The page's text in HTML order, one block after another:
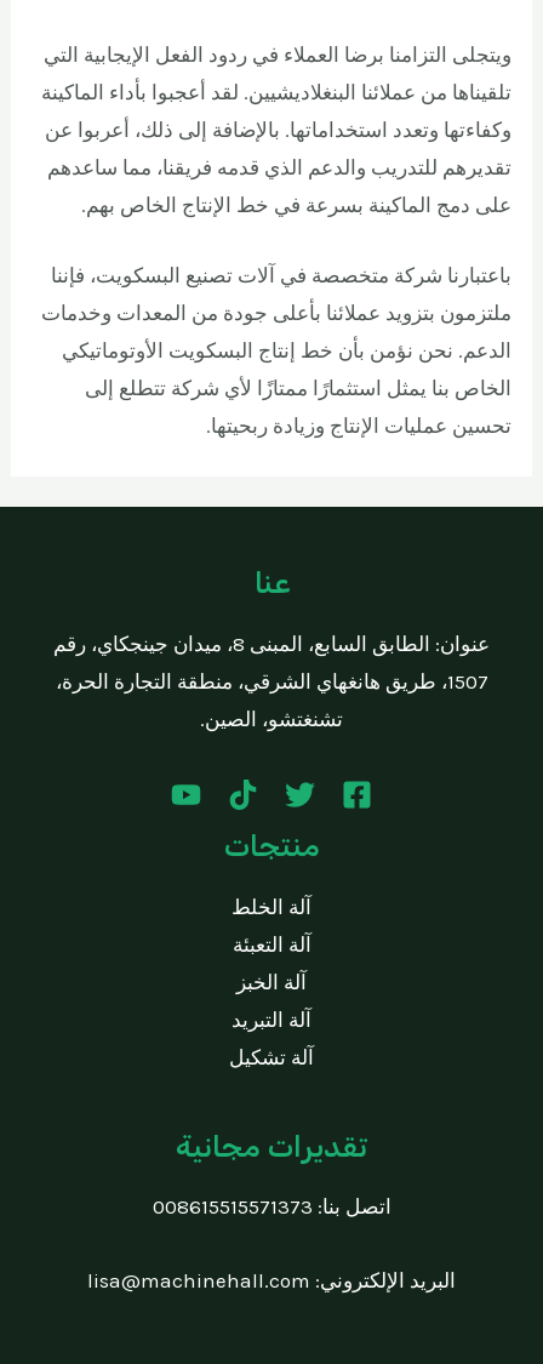
ويتجلى التزامنا برضا العملاء في ردود الفعل الإيجابية التي
تلقيناها من عملائنا البنغلاديشيين. لقد أعجبوا بأداء الماكينة
وكفاءتها وتعدد استخداماتها. بالإضافة إلى ذلك، أعربوا عن
تقديرهم للتدريب والدعم الذي قدمه فريقنا، مما ساعدهم
على دمج الماكينة بسرعة في خط الإنتاج الخاص بهم.
باعتبارنا شركة متخصصة في آلات تصنيع البسكويت، فإننا
ملتزمون بتزويد عملائنا بأعلى جودة من المعدات وخدمات
الدعم. نحن نؤمن بأن خط إنتاج البسكويت الأوتوماتيكي
الخاص بنا يمثل استثمارًا ممتازًا لأي شركة تتطلع إلى
تحسين عمليات الإنتاج وزيادة ربحيتها.
عنا
عنوان: الطابق السابع، المبنى 8، ميدان جينجكاي، رقم
1507، طريق هانغهاي الشرقي، منطقة التجارة الحرة،
تشنغتشو، الصين.
منتجات
آلة الخلط
آلة التعبئة
آلة الخبز
آلة التبريد
آلة تشكيل
تقديرات مجانية
اتصل بنا: 008615515571373
البريد الإلكتروني: lisa@machinehall.com